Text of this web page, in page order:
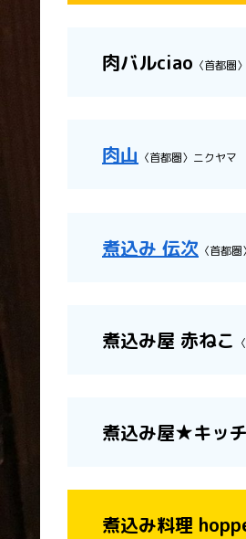
肉バルciao 〈首都
肉山 〈首都圏〉ニクヤ
煮込み 伝次 〈首都
煮込み屋 赤ねこ
煮込み屋★キッ
煮込み料理